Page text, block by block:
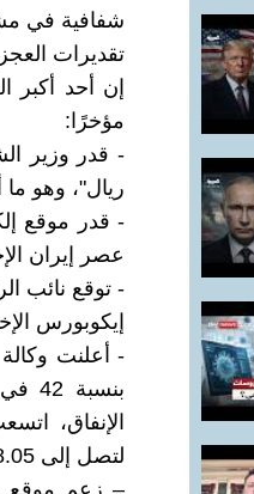
شفافية في
تقديرات
إن أحد أكبر
مؤخرًا:
ريال"، وهو
عصر إيران الإخباري،
إيكوبورس الإخباري،
لتصل إلى 18.05 كوادريليون ريال".